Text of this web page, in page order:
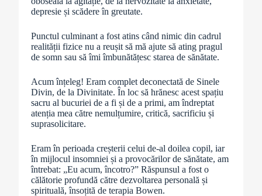
depresie și scădere în greutate.
Punctul culminant a fost atins când nimic din cadrul
realității fizice nu a reușit să mă ajute să ating pragul
de somn sau să îmi îmbunătățesc starea de sănătate.
Acum înțeleg! Eram complet deconectată de Sinele
Divin, de la Divinitate. În loc să hrănesc acest spațiu
sacru al bucuriei de a fi și de a primi, am îndreptat
atenția mea către nemulțumire, critică, sacrificiu și
suprasolicitare.
Eram în perioada creșterii celui de-al doilea copil, iar
în mijlocul insomniei și a provocărilor de sănătate, am
întrebat: „Eu acum, încotro?” Răspunsul a fost o
călătorie profundă către dezvoltarea personală și
spirituală, însoțită de terapia Bowen.